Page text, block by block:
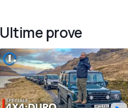
Ultime prove